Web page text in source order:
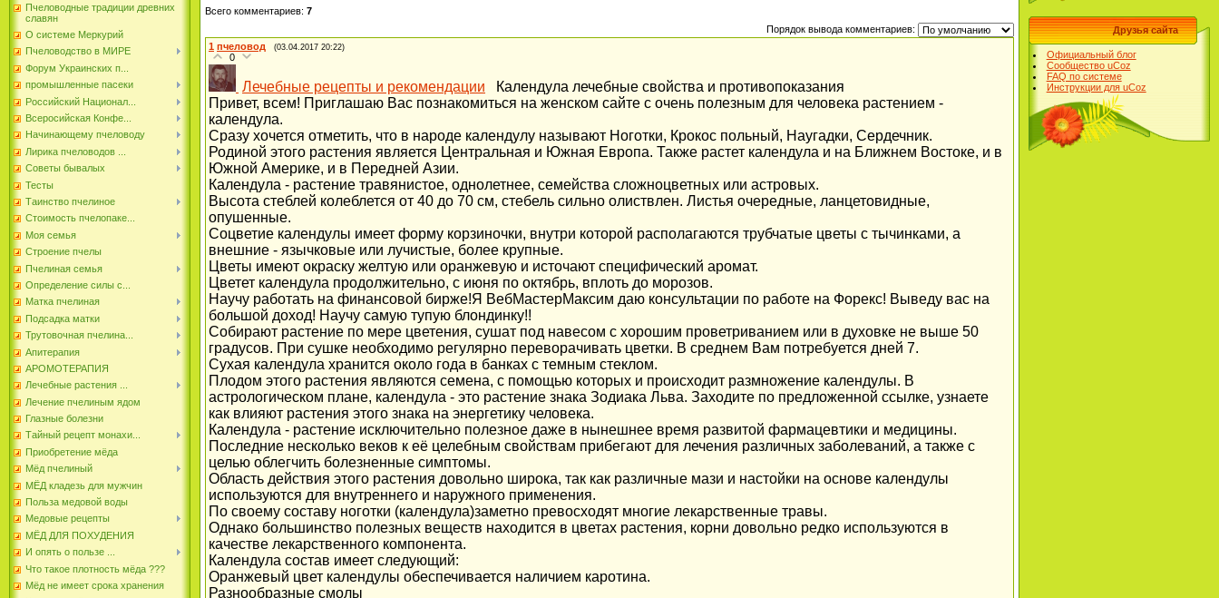
Пчеловодные традиции древних
славян
О системе Меркурий
Пчеловодство в МИРЕ
Форум Украинских п...
промышленные пасеки
Российский Национал...
Всеросийская Конфе...
Начинающему пчеловоду
Лирика пчеловодов ...
Советы бывалых
Тесты
Таинство пчелиное
Стоимость пчелопаке...
Моя семья
Строение пчелы
Пчелиная семья
Определение силы с...
Матка пчелиная
Подсадка матки
Трутовочная пчелина...
Апитерапия
АРОМОТЕРАПИЯ
Лечебные растения ...
Лечение пчелиным ядом
Глазные болезни
Тайный рецепт монахи...
Приобретение мёда
Мёд пчелиный
МЁД кладезь для мужчин
Польза медовой воды
Медовые рецепты
МЁД ДЛЯ ПОХУДЕНИЯ
И опять о пользе ...
Что такое плотность мёда ???
Мёд не имеет срока хранения
Всего комментариев: 7
Порядок вывода комментариев:
1 пчеловод (03.04.2017 20:22)
0
Лечебные рецепты и рекомендации Календула лечебные свойства и противопоказания
Привет, всем! Приглашаю Вас познакомиться на женском сайте с очень полезным для человека растением -
календула.
Сразу хочется отметить, что в народе календулу называют Ноготки, Крокос польный, Наугадки, Сердечник.
Родиной этого растения является Центральная и Южная Европа. Также растет календула и на Ближнем Востоке, и в
Южной Америке, и в Передней Азии.
Календула - растение травянистое, однолетнее, семейства сложноцветных или астровых.
Высота стеблей колеблется от 40 до 70 см, стебель сильно олиствлен. Листья очередные, ланцетовидные,
опушенные.
Соцветие календулы имеет форму корзиночки, внутри которой располагаются трубчатые цветы с тычинками, а
внешние - язычковые или лучистые, более крупные.
Цветы имеют окраску желтую или оранжевую и источают специфический аромат.
Цветет календула продолжительно, с июня по октябрь, вплоть до морозов.
Научу работать на финансовой бирже!Я ВебМастерМаксим даю консультации по работе на Форекс! Выведу вас на
большой доход! Научу самую тупую блондинку!!
Собирают растение по мере цветения, сушат под навесом с хорошим проветриванием или в духовке не выше 50
градусов. При сушке необходимо регулярно переворачивать цветки. В среднем Вам потребуется дней 7.
Сухая календула хранится около года в банках с темным стеклом.
Плодом этого растения являются семена, с помощью которых и происходит размножение календулы. В
астрологическом плане, календула - это растение знака Зодиака Льва. Заходите по предложенной ссылке, узнаете
как влияют растения этого знака на энергетику человека.
Календула - растение исключительно полезное даже в нынешнее время развитой фармацевтики и медицины.
Последние несколько веков к её целебным свойствам прибегают для лечения различных заболеваний, а также с
целью облегчить болезненные симптомы.
Область действия этого растения довольно широка, так как различные мази и настойки на основе календулы
используются для внутреннего и наружного применения.
По своему составу ноготки (календула)заметно превосходят многие лекарственные травы.
Однако большинство полезных веществ находится в цветах растения, корни довольно редко используются в
качестве лекарственного компонента.
Календула состав имеет следующий:
Оранжевый цвет календулы обеспечивается наличием каротина.
Разнообразные смолы
Друзья сайта
Официальный блог
Сообщество uCoz
FAQ по системе
Инструкции для uCoz